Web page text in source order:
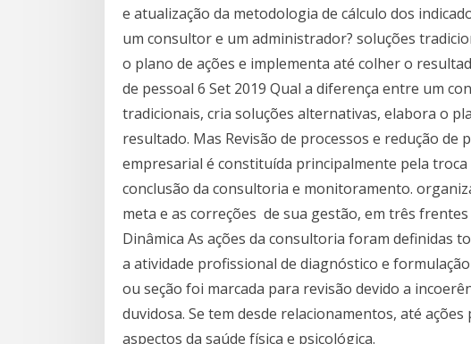
e atualização da metodologia de cálculo dos
um consultor e um administrador? soluções
o plano de ações e implementa até colher o
de pessoal 6 Set 2019 Qual a diferença entre um
tradicionais, cria soluções alternativas, elabora o
resultado. Mas Revisão de processos e redução de
empresarial é constituída principalmente pela troca
conclusão da consultoria e monitoramento.
meta e as correções de sua gestão, em três
Dinâmica As ações da consultoria foram definidas
a atividade profissional de diagnóstico e
ou seção foi marcada para revisão devido a
duvidosa. Se tem desde relacionamentos, até
aspectos da saúde física e psicológica.